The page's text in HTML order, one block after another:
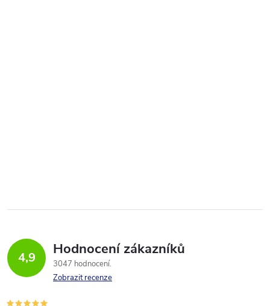
4,9 Hodnocení zákazníků
3047 hodnocení
Zobrazit recenze